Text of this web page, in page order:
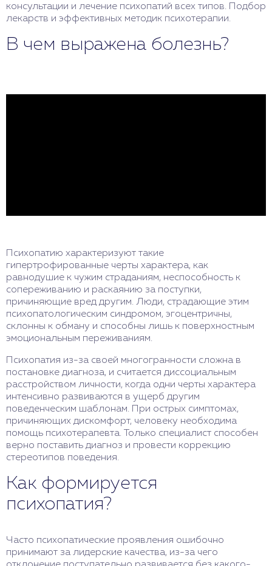
консультации и лечение психопатий всех типов. Подбор
лекарств и эффективных методик психотерапии.
В чем выражена болезнь?
Психопатию характеризуют такие
гипертрофированные черты характера, как
равнодушие к чужим страданиям, неспособность к
сопереживанию и раскаянию за поступки,
причиняющие вред другим. Люди, страдающие этим
психопатологическим синдромом, эгоцентричны,
склонны к обману и способны лишь к поверхностным
эмоциональным переживаниям.
Психопатия из-за своей многогранности сложна в
постановке диагноза, и считается диссоциальным
расстройством личности, когда одни черты характера
интенсивно развиваются в ущерб другим
поведенческим шаблонам. При острых симптомах,
причиняющих дискомфорт, человеку необходима
помощь психотерапевта. Только специалист способен
верно поставить диагноз и провести коррекцию
стереотипов поведения.
Как формируется
психопатия?
Часто психопатические проявления ошибочно
принимают за лидерские качества, из-за чего